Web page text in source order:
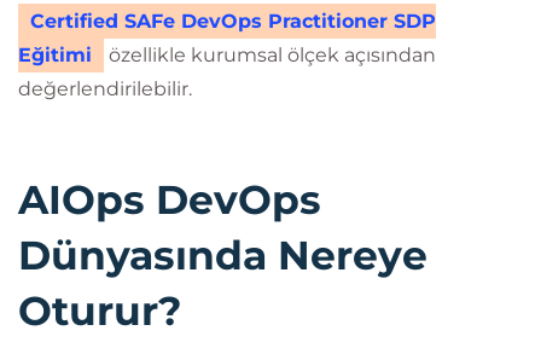
Certified SAFe DevOps Practitioner SDP
Eğitimi
özellikle kurumsal ölçek açısından
değerlendirilebilir.
AIOps DevOps
Dünyasında Nereye
Oturur?